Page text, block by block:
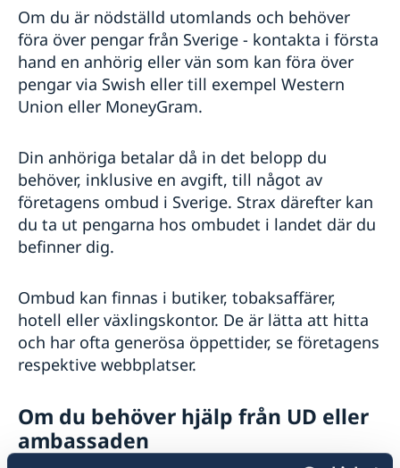
Om du är nödställd utomlands och behöver
föra över pengar från Sverige - kontakta i första
hand en anhörig eller vän som kan föra över
pengar via Swish eller till exempel Western
Union eller MoneyGram.
Din anhöriga betalar då in det belopp du
behöver, inklusive en avgift, till något av
företagens ombud i Sverige. Strax därefter kan
du ta ut pengarna hos ombudet i landet där du
befinner dig.
Ombud kan finnas i butiker, tobaksaffärer,
hotell eller växlingskontor. De är lätta att hitta
och har ofta generösa öppettider, se företagens
respektive webbplatser.
Om du behöver hjälp från UD eller
ambassaden